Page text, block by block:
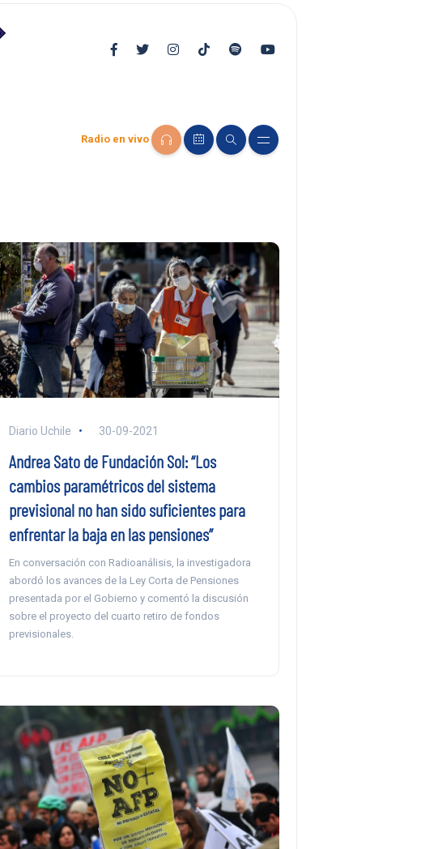
Radio en vivo
Diario Uchile 30-09-2021
Andrea Sato de Fundación Sol: “Los
cambios paramétricos del sistema
previsional no han sido suficientes para
enfrentar la baja en las pensiones”
En conversación con Radioanálisis, la investigadora
abordó los avances de la Ley Corta de Pensiones
presentada por el Gobierno y comentó la discusión
sobre el proyecto del cuarto retiro de fondos
previsionales.